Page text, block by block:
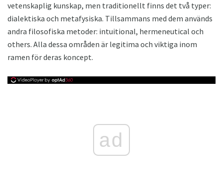
vetenskaplig kunskap, men traditionellt finns det två typer:
dialektiska och metafysiska. Tillsammans med dem används
andra filosofiska metoder: intuitional, hermeneutical och
others. Alla dessa områden är legitima och viktiga inom
ramen för deras koncept.
ad